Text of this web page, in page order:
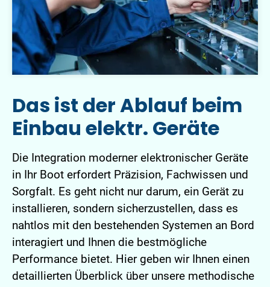
Das ist der Ablauf beim
Einbau elektr. Geräte
Die Integration moderner elektronischer Geräte
in Ihr Boot erfordert Präzision, Fachwissen und
Sorgfalt. Es geht nicht nur darum, ein Gerät zu
installieren, sondern sicherzustellen, dass es
nahtlos mit den bestehenden Systemen an Bord
interagiert und Ihnen die bestmögliche
Performance bietet. Hier geben wir Ihnen einen
detaillierten Überblick über unsere methodische